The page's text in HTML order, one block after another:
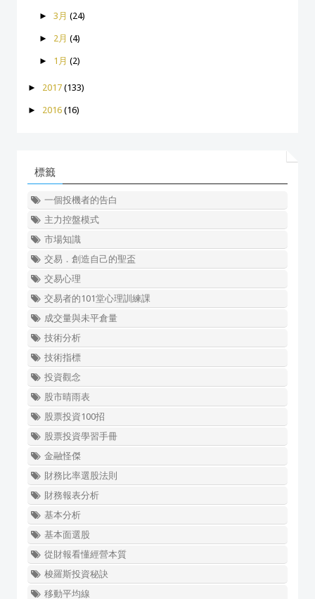
► 3月 (24)
► 2月 (4)
► 1月 (2)
► 2017 (133)
► 2016 (16)
標籤
一個投機者的告白
主力控盤模式
市場知識
交易．創造自己的聖盃
交易心理
交易者的101堂心理訓練課
成交量與未平倉量
技術分析
技術指標
投資觀念
股市晴雨表
股票投資100招
股票投資學習手冊
金融怪傑
財務比率選股法則
財務報表分析
基本分析
基本面選股
從財報看懂經營本質
梭羅斯投資秘訣
移動平均線